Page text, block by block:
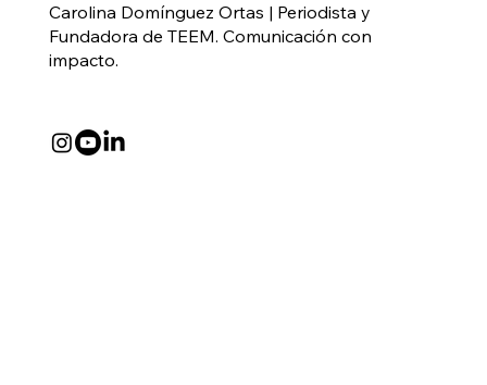
Carolina Domínguez Ortas | Periodista y
Fundadora de TEEM. Comunicación con
impacto.